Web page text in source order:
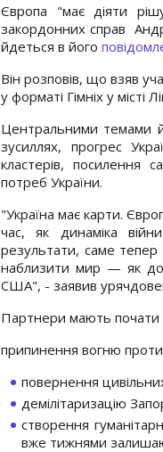
Європа "має діяти
закордонних справ
йдеться в його
Він розповів, що взяв
у форматі Гімніх у місті
Центральними темами
зусиллях, прогрес
кластерів, посилення
потреб України.
"Україна має карти.
час, як динаміка
результати, саме
наблизити мир — як
США", - заявив
Партнери мають почати
припинення вогню проти
повернення
демілітаризацію
створення
вже тижнями